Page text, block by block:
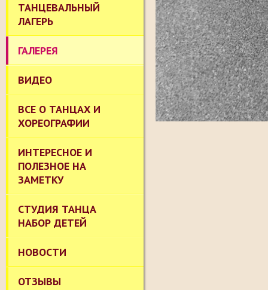
ТАНЦЕВАЛЬНЫЙ
ЛАГЕРЬ
ГАЛЕРЕЯ
ВИДЕО
ВСЕ О ТАНЦАХ И
ХОРЕОГРАФИИ
ИНТЕРЕСНОЕ И
ПОЛЕЗНОЕ НА
ЗАМЕТКУ
СТУДИЯ ТАНЦА
НАБОР ДЕТЕЙ
НОВОСТИ
ОТЗЫВЫ